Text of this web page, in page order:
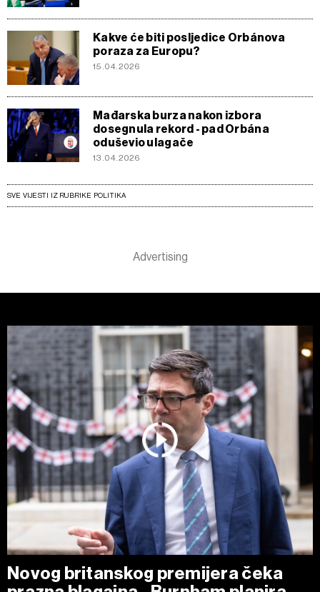
Kakve će biti posljedice Orbánova
poraza za Europu?
15.04.2026
Mađarska burza nakon izbora
dosegnula rekord - pad Orbána
oduševio ulagače
13.04.2026
SVE VIJESTI IZ RUBRIKE POLITIKA
Novog britanskog premijera čeka